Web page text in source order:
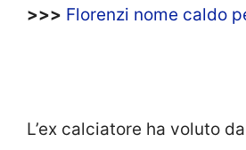
>>> Florenzi nome caldo
L’ex calciatore ha voluto